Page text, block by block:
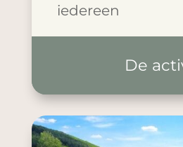
iedereen
De